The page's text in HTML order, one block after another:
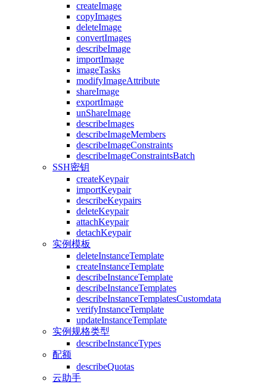
createImage
copyImages
deleteImage
convertImages
describeImage
importImage
imageTasks
modifyImageAttribute
shareImage
exportImage
unShareImage
describeImages
describeImageMembers
describeImageConstraints
describeImageConstraintsBatch
SSH密钥
createKeypair
importKeypair
describeKeypairs
deleteKeypair
attachKeypair
detachKeypair
实例模板
deleteInstanceTemplate
createInstanceTemplate
describeInstanceTemplate
describeInstanceTemplates
describeInstanceTemplatesCustomdata
verifyInstanceTemplate
updateInstanceTemplate
实例规格类型
describeInstanceTypes
配额
describeQuotas
云助手